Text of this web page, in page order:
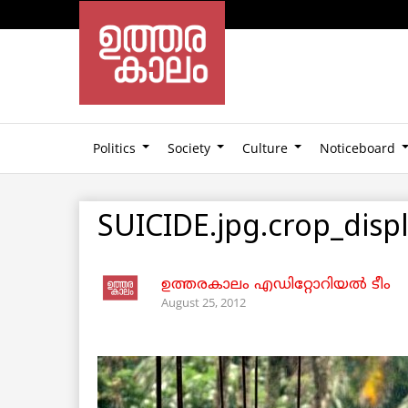
Politics Society Culture Noticeboard
ഉത്തരകാലം എഡിറ്റോറിയല്‍ ടീം
August 25, 2012